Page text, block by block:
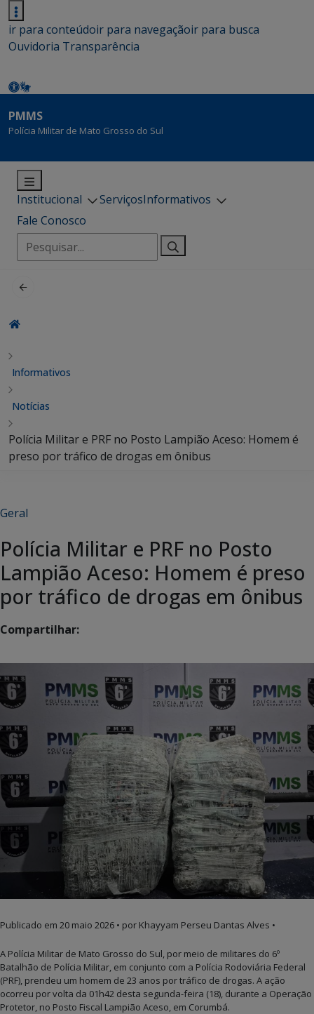
ir para conteúdoir para navegaçãoir para busca
Ouvidoria Transparência
PMMS
Polícia Militar de Mato Grosso do Sul
Institucional ServiçosInformativos
Fale Conosco
Pesquisar
por:
Informativos
Notícias
Polícia Militar e PRF no Posto Lampião Aceso: Homem é
preso por tráfico de drogas em ônibus
Geral
Polícia Militar e PRF no Posto
Lampião Aceso: Homem é preso
por tráfico de drogas em ônibus
Compartilhar:
Publicado em 20 maio 2026 • por Khayyam Perseu Dantas Alves •
A Polícia Militar de Mato Grosso do Sul, por meio de militares do 6º
Batalhão de Polícia Militar, em conjunto com a Polícia Rodoviária Federal
(PRF), prendeu um homem de 23 anos por tráfico de drogas. A ação
ocorreu por volta da 01h42 desta segunda-feira (18), durante a Operação
Protetor, no Posto Fiscal Lampião Aceso, em Corumbá.